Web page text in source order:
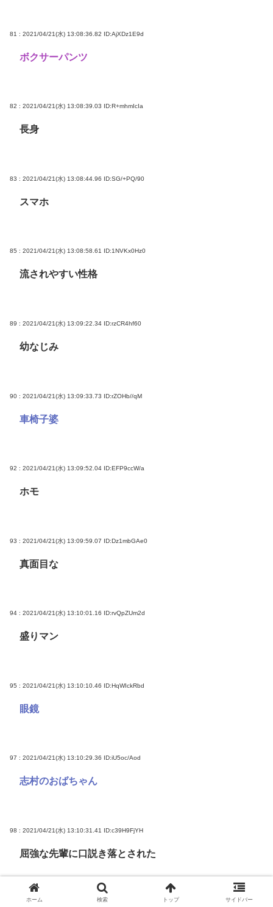
81 : 2021/04/21(水) 13:08:36.82 ID:AjXDz1E9d
ボクサーパンツ
82 : 2021/04/21(水) 13:08:39.03 ID:R+mhmIcIa
長身
83 : 2021/04/21(水) 13:08:44.96 ID:SG/+PQ/90
スマホ
85 : 2021/04/21(水) 13:08:58.61 ID:1NVKx0Hz0
流されやすい性格
89 : 2021/04/21(水) 13:09:22.34 ID:rzCR4hf60
幼なじみ
90 : 2021/04/21(水) 13:09:33.73 ID:rZOHb//qM
車椅子婆
92 : 2021/04/21(水) 13:09:52.04 ID:EFP9ccW/a
ホモ
93 : 2021/04/21(水) 13:09:59.07 ID:Dz1mbGAe0
真面目な
94 : 2021/04/21(水) 13:10:01.16 ID:rvQpZUm2d
盛りマン
95 : 2021/04/21(水) 13:10:10.46 ID:HqWIckRbd
眼鏡
97 : 2021/04/21(水) 13:10:29.36 ID:iU5oc/Aod
志村のおばちゃん
98 : 2021/04/21(水) 13:10:31.41 ID:c39H9FjYH
屈強な先輩に口説き落とされた
99 : 2021/04/21(水) 13:10:33.41ID:PFobto04d
ホーム 検索 トップ サイドバー